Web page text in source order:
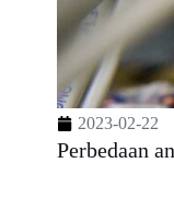
2023-02-22
Perbedaan